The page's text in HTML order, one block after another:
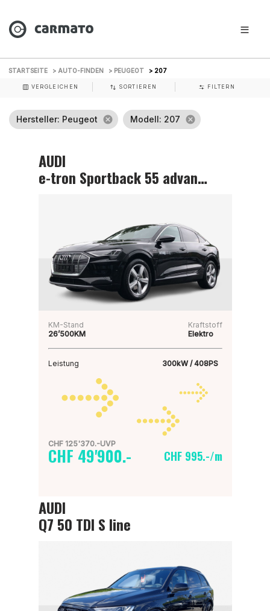
STARTSEITE > AUTO-FINDEN > PEUGEOT > 207
VERGLEICHEN SORTIEREN FILTERN
Hersteller: Peugeot cancel Modell: 207 cancel
AUDI
e-tron Sportback 55 advanced
KM-Stand
26’500KM
Kraftstoff
Elektro
Leistung 300kW / 408PS
CHF 125'370.-UVP
CHF 49'900.- CHF 995.-/m
AUDI
Q7 50 TDI S line